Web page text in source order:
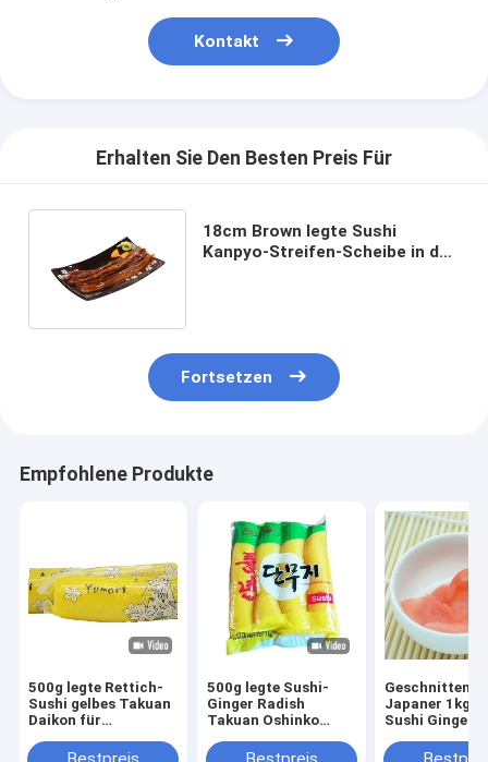
Kontakt
Erhalten Sie Den Besten Preis Für
18cm Brown legte Sushi
Kanpyo-Streifen-Scheibe in den
Fortsetzen
Empfohlene Produkte
500g legte Rettich-
Sushi gelbes Takuan
Daikon für
Essig ein
500g legte Sushi-
Ginger Radish
Takuan Oshinko
Essig ein
Geschnittener
Japaner 1kg
Sushi Ginger